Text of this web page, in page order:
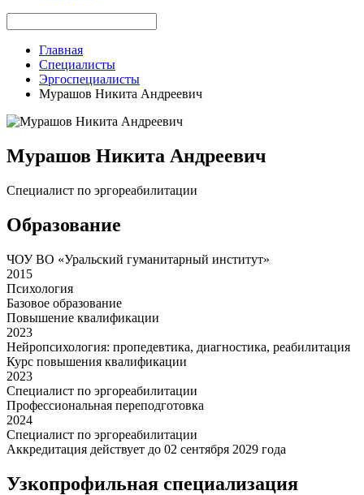
Главная
Специалисты
Эргоспециалисты
Мурашов Никита Андреевич
Мурашов Никита Андреевич
Специалист по эргореабилитации
Образование
ЧОУ ВО «Уральский гуманитарный институт»
2015
Психология
Базовое образование
Повышение квалификации
2023
Нейропсихология: пропедевтика, диагностика, реабилитация
Курс повышения квалификации
2023
Специалист по эргореабилитации
Профессиональная переподготовка
2024
Специалист по эргореабилитации
Аккредитация действует до 02 сентября 2029 года
Узкопрофильная специализация